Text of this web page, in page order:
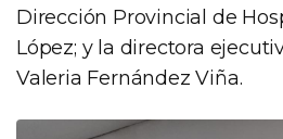
Dirección Provincial de
López; y la directora
Valeria Fernández Viña.